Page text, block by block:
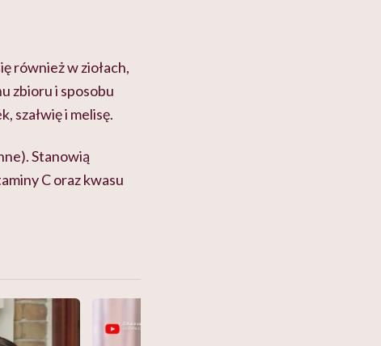
również w ziołach,
zbioru i sposobu
szałwię i melisę.
Stanowią
C oraz kwasu